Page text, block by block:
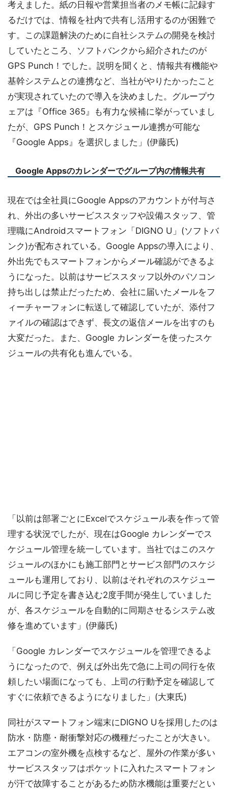
考えました。紙の日報や営業担当者のメモ帳に記録す
るだけでは、情報を社内で共有し活用するのが困難で
す。この課題解決のために自社システムの開発を検討
していたところ、ソフトバンクから紹介されたのが
GPS Punch！でした。説明を聞くと、情報共有機能や
基幹システムとの連携など、当社がやりたかったこと
が実現されていたので導入を決めました。グループウ
ェアは『Office 365』も有力な候補に挙がっていまし
たが、GPS Punch！とスケジュール連携が可能な
『Google Apps』を選択しました」(伊藤氏)
Google Appsのカレンダーでグループ内の情報共有
現在では全社員にGoogle Appsのアカウントが付与さ
れ、外出の多いサービススタッフや設備スタッフ、管
理職にAndroidスマートフォン「DIGNO U」(ソフトバ
ンク)が配布されている。Google Appsの導入により、
外出先でもスマートフォンからメール確認ができるよ
うになった。以前はサービススタッフ以外のパソコン
持ち出しは禁止だったため、会社に届いたメールをフ
ィーチャーフォンに転送して確認していたが、添付フ
ァイルの確認はできず、長文の返信メールを出すのも
大変だった。また、Google カレンダーを使ったスケ
ジュールの共有化も進んでいる。
「以前は部署ごとにExcelでスケジュール表を作って管
理する状況でしたが、現在はGoogle カレンダーでス
ケジュール管理を統一しています。当社ではこのスケ
ジュールのほかにも施工部門とサービス部門のスケジ
ュールも運用しており、以前はそれぞれのスケジュー
ルに同じ予定を書き込む2度手間が発生していました
が、各スケジュールを自動的に同期させるシステム改
修を進めています」(伊藤氏)
「Google カレンダーでスケジュールを管理できるよ
うになったので、例えば外出先で急に上司の同行を依
頼したい場面になっても、上司の行動予定を確認して
すぐに依頼できるようになりました」(大東氏)
同社がスマートフォン端末にDIGNO Uを採用したのは
防水・防塵・耐衝撃対応の機種だったことが大きい。
エアコンの室外機を点検するなど、屋外の作業が多い
サービススタッフはポケットに入れたスマートフォン
が汗で故障することがあるため防水機能は重要だとい